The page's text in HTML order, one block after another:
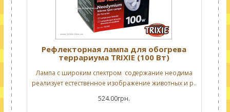
Рефлекторная лампа для обогрева
террариума TRIXIE (100 Вт)
Лампа с широким спектром содержание неодима
реализует естественное изображение животных и р..
524.00грн.